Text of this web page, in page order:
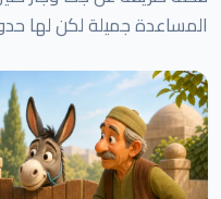
المساعدة جميلة لكن لها